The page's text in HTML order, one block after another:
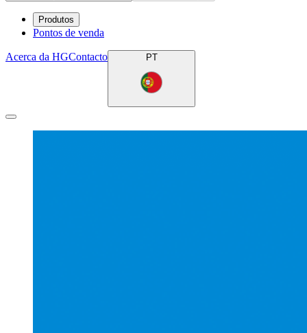
Produtos
Pontos de venda
Acerca da HGContacto PT